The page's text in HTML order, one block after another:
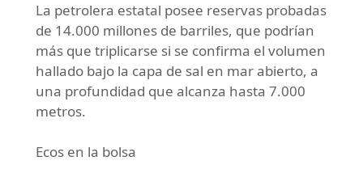
La petrolera estatal posee reservas probadas
de 14.000 millones de barriles, que podrían
más que triplicarse si se confirma el volumen
hallado bajo la capa de sal en mar abierto, a
una profundidad que alcanza hasta 7.000
metros.
Ecos en la bolsa